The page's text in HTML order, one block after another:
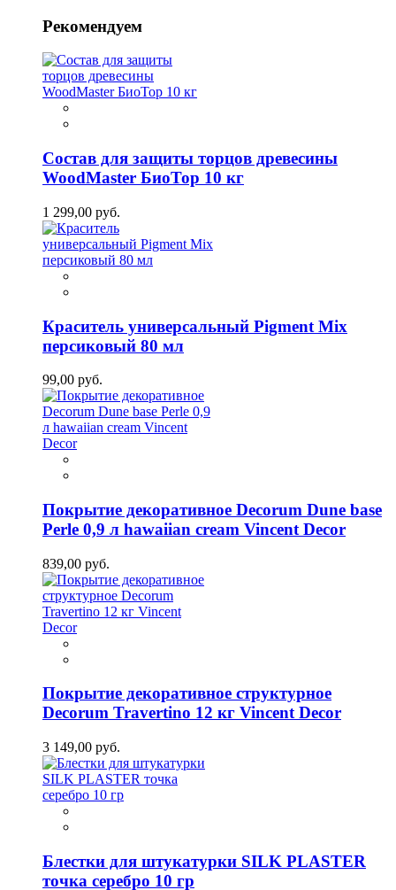
Рекомендуем
Состав для защиты торцов древесины
WoodMaster БиоТор 10 кг
1 299,00 руб.
Краситель универсальный Pigment Mix
персиковый 80 мл
99,00 руб.
Покрытие декоративное Decorum Dune base
Perle 0,9 л hawaiian cream Vincent Decor
839,00 руб.
Покрытие декоративное структурное
Decorum Travertino 12 кг Vincent Decor
3 149,00 руб.
Блестки для штукатурки SILK PLASTER
точка серебро 10 гр